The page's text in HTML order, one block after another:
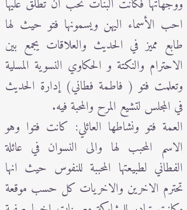
احب الأسماء اليهن ويسمونها فتو حيث لها
طابع مميز في الحديث والعلاقات يجمع بين
الاحترام والنكتة و الحكاوي النسوية المسلية
وتعلمت فتو ( فاطمة فطاني) إدارة الحديث
في المجلس لتشيع المرح والمحبة فيه.
العمة فتو ونشاطها العائلي: كانت فتوا وهو
الاسم المحبب لها والى النسوان في عائلة
الفطاني لطبيعتها المحببة للنفوس حيث انها
تحترم الاخرين والاخريات كل حسب موقعة